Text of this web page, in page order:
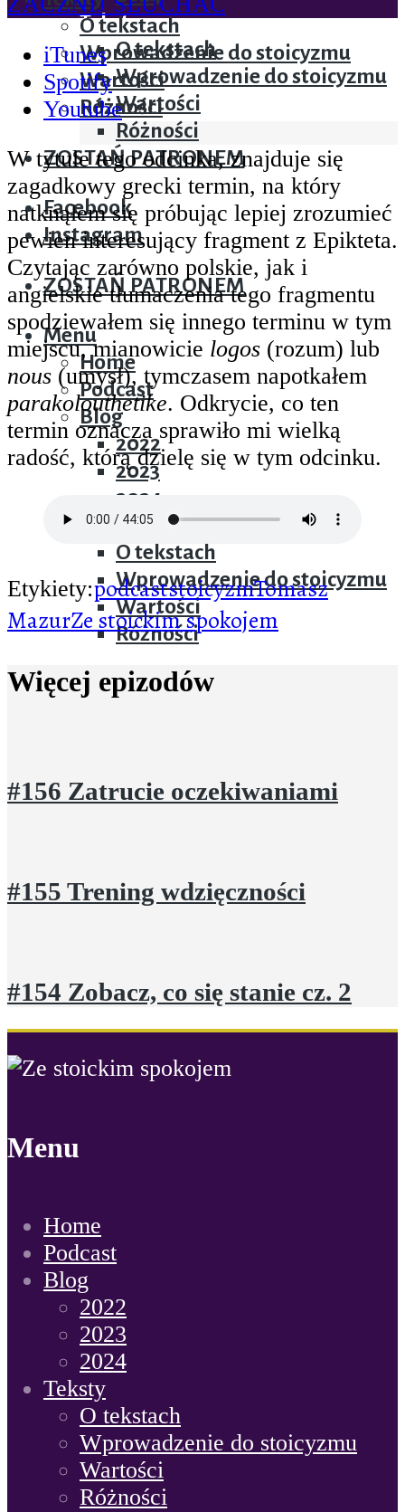
Teksty
O tekstach
Wprowadzenie do stoicyzmu
Wartości
Różności
O tekstach
Wprowadzenie do stoicyzmu
Wartości
Różności
ZOSTAŃ PATRONEM
Facebook
Instagram
ZOSTAŃ PATRONEM
Menu
Home
Podcast
Blog
2022
2023
2024
Teksty
O tekstach
Wprowadzenie do stoicyzmu
Wartości
Różności
iTunes
Spotify
Youtube
W tytule tego odcinka, znajduje się
zagadkowy grecki termin, na który
natknąłem się próbując lepiej zrozumieć
pewien interesujący fragment z Epikteta.
Czytając zarówno polskie, jak i
angielskie tłumaczenia tego fragmentu
spodziewałem się innego terminu w tym
miejscu, mianowicie logos (rozum) lub
nous (umysł), tymczasem napotkałem
parakolouthetike. Odkrycie, co ten
termin oznacza sprawiło mi wielką
radość, którą dzielę się w tym odcinku.
Etykiety:podcaststoicyzmTomasz
MazurZe stoickim spokojem
Więcej epizodów
#156 Zatrucie oczekiwaniami
#155 Trening wdzięczności
#154 Zobacz, co się stanie cz. 2
Menu
Home
Podcast
Blog
2022
2023
2024
Teksty
O tekstach
Wprowadzenie do stoicyzmu
Wartości
Różności